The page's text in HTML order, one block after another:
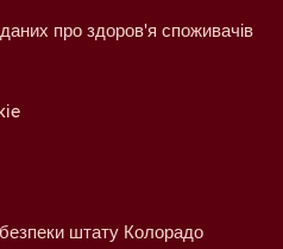
про здоров'я споживачів
штату Колорадо